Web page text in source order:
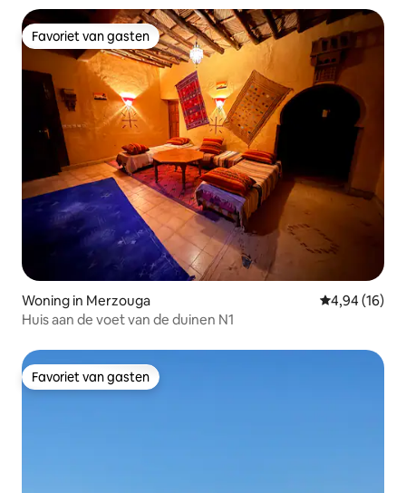
Favoriet van gasten
Favoriet van gasten
Woning in Merzouga Gemiddelde
4,94 (16)
Huis aan de voet van de duinen N1
Favoriet van gasten
Favoriet van gasten